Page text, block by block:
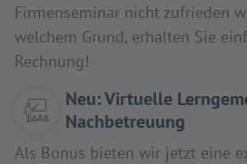
Firmenseminar nicht zufrieden
welchem Grund, erhalten Sie
Rechnung!
Neu: Virtuelle
Nachbetreuung
Als Bonus bieten wir jetzt eine